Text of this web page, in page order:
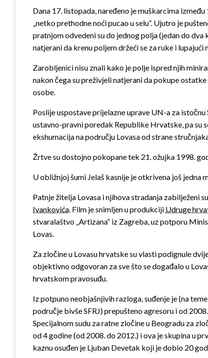
Dana 17. listopada, naređeno je muškarcima
„netko prethodne noći pucao u selu“. Ujutro je
pratnjom odvedeni su do jednog polja (jedan do
natjerani da krenu poljem držeći se za ruke i lupajući
Zarobljenici nisu znali kako je polje ispred njih
nakon čega su preživjeli natjerani da pokupe
osobe.
Poslije uspostave prijelazne uprave UN-a za
ustavno-pravni poredak Republike Hrvatske, pa su
ekshumacija na području Lovasa od strane
Žrtve su dostojno pokopane tek 21. ožujka 1998.
U obližnjoj šumi Jelaš kasnije je otkrivena još jedna
Patnje žitelja Lovasa i njihova stradanja zabilježeni
Ivankovića. Film je snimljen u produkciji Udruge
stvaralaštvo „Artizana“ iz Zagreba, uz potporu
Lovas.
Za zločine u Lovasu hrvatske su vlasti podignule
objektivno odgovoran za sve što se događalo u
hrvatskom pravosuđu.
Iz potpuno neobjašnjivih razloga, suđenje je (na
područje bivše SFRJ) prepušteno agresoru i od
Specijalnom sudu za ratne zločine u Beogradu za
od 4 godine (od 2008. do 2012.) i ova je skupina u
kaznu osuđen je Ljuban Devetak koji je dobio 20